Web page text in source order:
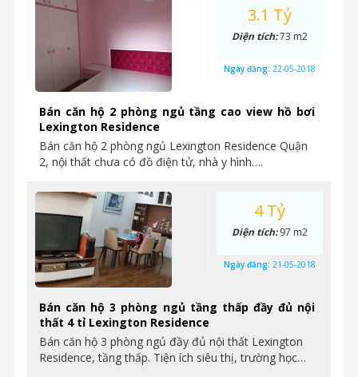
Bán căn hộ 2 phòng ngủ tầng cao view hồ bơi
Lexington Residence
Bán căn hộ 2 phòng ngủ Lexington Residence Quận
2, nội thất chưa có đồ điện tử, nhà y hình….
3.1 Tỷ
Diện tích:73 m2
Ngày đăng: 22-05-2018
Bán căn hộ 3 phòng ngủ tầng thấp đầy đủ nội
thất 4 tỉ Lexington Residence
Bán căn hộ 3 phòng ngủ đầy đủ nội thất Lexington
Residence, tầng thấp. Tiện ích siêu thị, trường học…
4 Tỷ
Diện tích:97 m2
Ngày đăng: 21-05-2018